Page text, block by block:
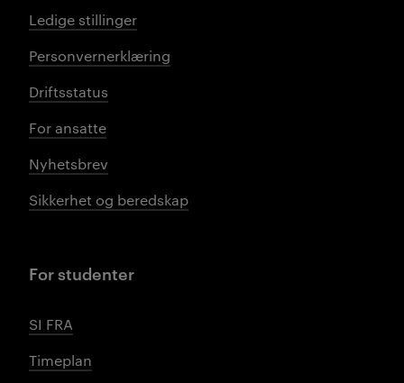
Ledige stillinger
Personvernerklæring
Driftsstatus
For ansatte
Nyhetsbrev
Sikkerhet og beredskap
For studenter
SI FRA
Timeplan